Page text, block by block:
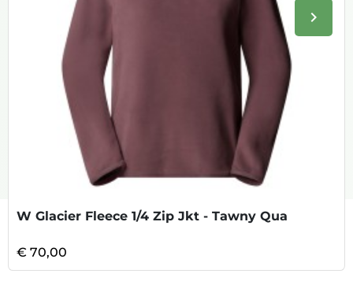
keyboard_arrow_right
W Glacier Fleece 1/4 Zip Jkt - Tawny Qua
€ 70,00